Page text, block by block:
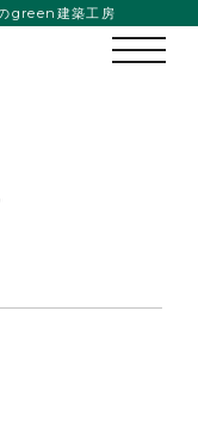
green建築工房